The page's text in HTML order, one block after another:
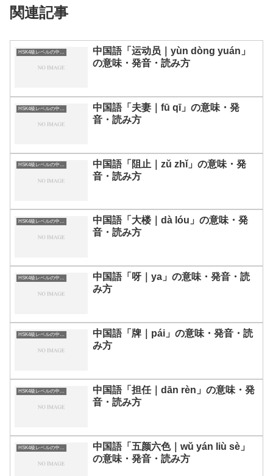
関連記事
中国語「运动员｜yùn dòng yuán」
の意味・発音・読み方
中国語「夫妻｜fū qī」の意味・発
音・読み方
HSK4級レベルの中国語
中国語「阻止｜zǔ zhǐ」の意味・発
音・読み方
HSK4級レベルの中国語
中国語「大楼｜dà lóu」の意味・発
音・読み方
HSK4級レベルの中国語
中国語「呀｜ya」の意味・発音・読
み方
HSK4級レベルの中国語
中国語「牌｜pái」の意味・発音・読
み方
HSK4級レベルの中国語
中国語「担任｜dān rèn」の意味・発
音・読み方
HSK4級レベルの中国語
中国語「五颜六色｜wǔ yán liù sè」
の意味・発音・読み方